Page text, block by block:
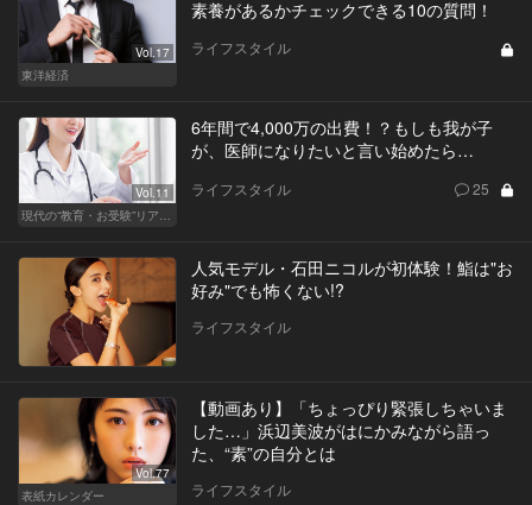
Vol.17
東洋経済
素養があるかチェックできる10の質問！
ライフスタイル
Vol.11
現代の“教育・お受験”リアルドキュメント
6年間で4,000万の出費！？もしも我が子
が、医師になりたいと言い始めたら…
ライフスタイル 25
人気モデル・石田ニコルが初体験！鮨は"お
好み"でも怖くない!?
ライフスタイル
Vol.77
表紙カレンダー
【動画あり】「ちょっぴり緊張しちゃいま
した…」浜辺美波がはにかみながら語っ
た、“素”の自分とは
ライフスタイル